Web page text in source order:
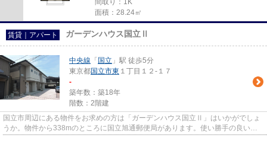
間取り：1K
面積：28.24㎡
賃貸｜アパート ガーデンハウス国立Ⅱ
中央線 「 国立 」駅 徒歩5分
東京都国立市東 １丁目１２-１７
-
築年数：築18年
階数：2階建
国立市周辺にある物件をお求めの方は「ガーデンハウス国立Ⅱ」はいかがでしょ
うか。物件から338mのところに国立旭通郵便局があります。使い勝手の良いア